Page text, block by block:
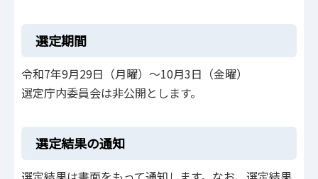
選定期間
令和7年9月29日（月曜）～10月3日（金曜）
選定庁内委員会は非公開とします。
選定結果の通知